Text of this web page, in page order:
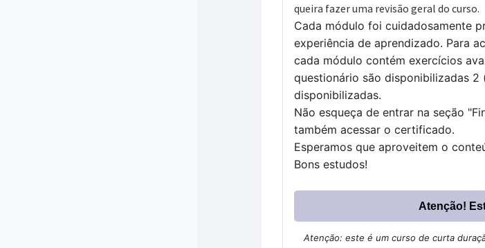
queira fazer uma revisão geral do curso.
Cada módulo foi cuidadosamente
experiência de aprendizado. Para
cada módulo contém exercícios
questionário são disponibilizadas
disponibilizadas.
Não esqueça de entrar na seção
também acessar o certificado.
Esperamos que aproveitem o
Bons estudos!
Atenção!
Atenção: este é um curso de curta